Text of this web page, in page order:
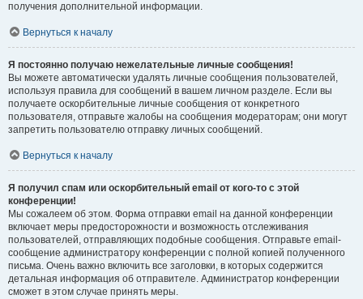
получения дополнительной информации.
Вернуться к началу
Я постоянно получаю нежелательные личные сообщения!
Вы можете автоматически удалять личные сообщения пользователей,
используя правила для сообщений в вашем личном разделе. Если вы
получаете оскорбительные личные сообщения от конкретного
пользователя, отправьте жалобы на сообщения модераторам; они могут
запретить пользователю отправку личных сообщений.
Вернуться к началу
Я получил спам или оскорбительный email от кого-то с этой
конференции!
Мы сожалеем об этом. Форма отправки email на данной конференции
включает меры предосторожности и возможность отслеживания
пользователей, отправляющих подобные сообщения. Отправьте email-
сообщение администратору конференции с полной копией полученного
письма. Очень важно включить все заголовки, в которых содержится
детальная информация об отправителе. Администратор конференции
сможет в этом случае принять меры.